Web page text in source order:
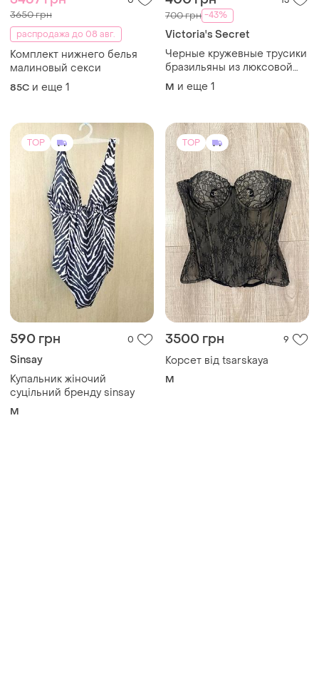
3650 грн
распродажа до 08 авг.
Комплект нижнего белья
малиновый секси
85C и еще 1
700 грн -43%
Victoria's Secret
Черные кружевные трусики
бразильяны из люксовой
коллекции виктория секрет
оригинал very sexy victoria’s
M и еще 1
TOP
590 грн 0
Sinsay
Купальник жіночий
суцільний бренду sinsay
M
TOP
3500 грн 9
Корсет від tsarskaya
M